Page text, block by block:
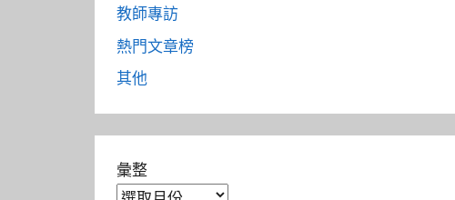
教師專訪
熱門文章榜
其他
彙整